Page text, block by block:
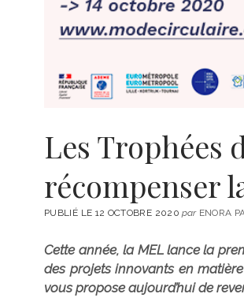
Les Trophées
récompenser
PUBLIÉ LE 12 OCTOBRE 2020parENORA
Cette année, la MEL lance la
des projets innovants en
vous propose aujourd’hui de